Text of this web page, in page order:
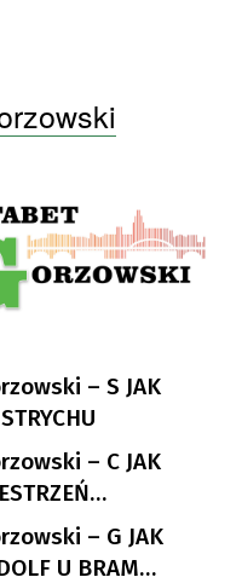
– S JAK
– C JAK
– G JAK
U BRAM